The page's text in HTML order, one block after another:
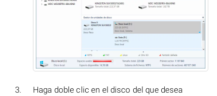
Haga doble clic en el disco del que desea